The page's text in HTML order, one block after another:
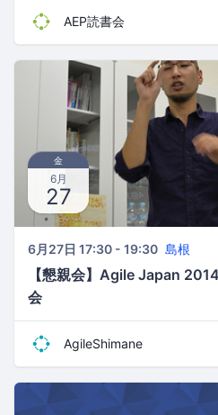
AEP読書会
金
6月
27
6月27日 17:30 - 19:30 島根
【懇親会】Agile Japan
会
AgileShimane